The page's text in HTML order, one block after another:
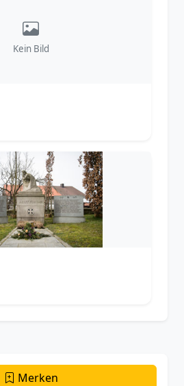
Kein Bild
Merken